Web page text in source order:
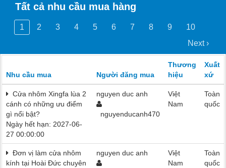
Tất cả nhu cầu mua hàng
1 2 3 4 5 6 7 8 9
10
Next ›
Nhu cầu mua Người đăng mua
Thương
hiệu
Xuất
xứ
Cửa nhôm Xingfa lùa 2
cánh có những ưu điểm
gì nổi bật?
Ngày hết hạn: 2027-06-
27 00:00:00
nguyen duc anh
nguyenducanh470
Việt
Nam
Toàn
quốc
Đơn vị làm cửa nhôm
kính tại Hoài Đức chuyên
nguyen duc anh
Việt
Nam
Toàn
quốc